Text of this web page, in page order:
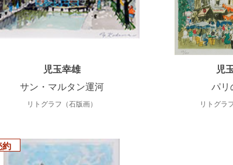
児玉幸雄
サン・マルタン運河
リトグラフ（石版画）
児
パリ
リトグラ
約